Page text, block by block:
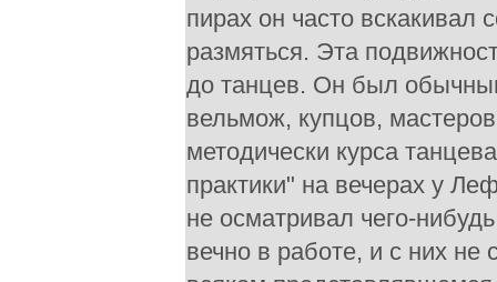
пирах он часто вскакивал
размяться. Эта
до танцев. Он был
вельмож, купцов,
методически курса
практики" на вечерах у
не осматривал чего-
вечно в работе, и с них не